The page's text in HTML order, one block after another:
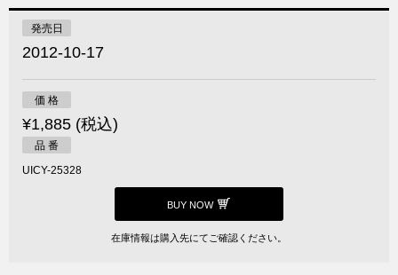
発売日
2012-10-17
価 格
¥1,885 (税込)
品 番
UICY-25328
BUY NOW
在庫情報は購入先にてご確認ください。